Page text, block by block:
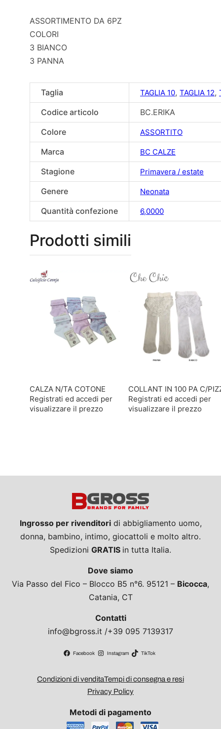
ASSORTIMENTO DA 6PZ
COLORI
3 BIANCO
3 PANNA
Taglia TAGLIA 10, TAGLIA 12,
Codice articolo
BC.ERIKA
Colore
ASSORTITO
Marca BC CALZE
Stagione Primavera / estate
Genere Neonata
Quantità confezione 6,0000
Prodotti simili
CALZA N/TA COTONE
Registrati ed accedi per
visualizzare il prezzo
COLLANT IN 100 PA C/
Registrati ed accedi per
visualizzare il prezzo
Ingrosso per rivenditoridi abbigliamento uomo,
donna, bambino, intimo, giocattoli e molto altro.
Spedizioni GRATIS in tutta Italia.
Dove siamo
Via Passo del Fico – Blocco B5 n°6. 95121 – Bicocca,
Catania, CT
Contatti
info@bgross.it /+39 095 7139317
Facebook Instagram TikTok
Condizioni di venditaTempi di consegna e resi
Privacy Policy
Metodi di pagamento